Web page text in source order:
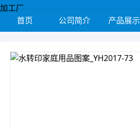
首页 公司简介 产品展示